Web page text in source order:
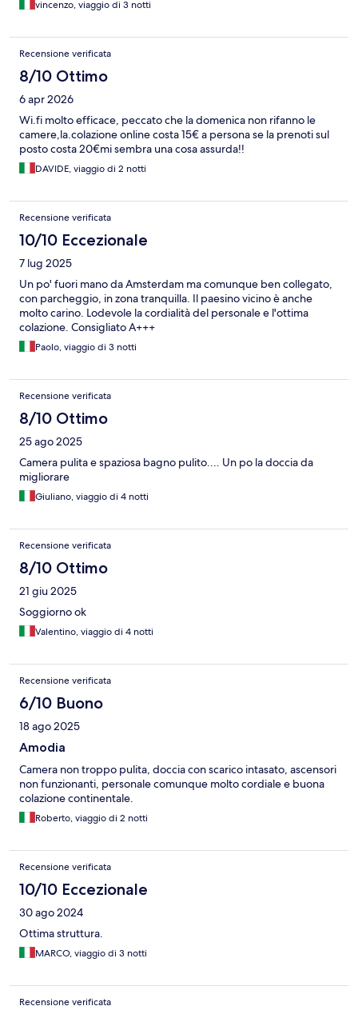
vincenzo, viaggio di 3 notti
Recensione verificata
8/10 Ottimo
6 apr 2026
Wi.fi molto efficace, peccato che la domenica non rifanno le
camere,la.colazione online costa 15€ a persona se la prenoti sul
posto costa 20€mi sembra una cosa assurda!!
DAVIDE, viaggio di 2 notti
Recensione verificata
10/10 Eccezionale
7 lug 2025
Un po' fuori mano da Amsterdam ma comunque ben collegato,
con parcheggio, in zona tranquilla. Il paesino vicino è anche
molto carino. Lodevole la cordialità del personale e l'ottima
colazione. Consigliato A+++
Paolo, viaggio di 3 notti
Recensione verificata
8/10 Ottimo
25 ago 2025
Camera pulita e spaziosa bagno pulito.... Un po la doccia da
migliorare
Giuliano, viaggio di 4 notti
Recensione verificata
8/10 Ottimo
21 giu 2025
Soggiorno ok
Valentino, viaggio di 4 notti
Recensione verificata
6/10 Buono
18 ago 2025
Amodia
Camera non troppo pulita, doccia con scarico intasato, ascensori
non funzionanti, personale comunque molto cordiale e buona
colazione continentale.
Roberto, viaggio di 2 notti
Recensione verificata
10/10 Eccezionale
30 ago 2024
Ottima struttura.
MARCO, viaggio di 3 notti
Recensione verificata